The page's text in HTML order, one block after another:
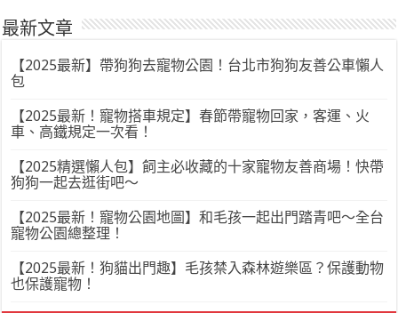
最新文章
【2025最新】帶狗狗去寵物公園！台北市狗狗友善公車懶人
包
【2025最新！寵物搭車規定】春節帶寵物回家，客運、火
車、高鐵規定一次看！
【2025精選懶人包】飼主必收藏的十家寵物友善商場！快帶
狗狗一起去逛街吧～
【2025最新！寵物公園地圖】和毛孩一起出門踏青吧～全台
寵物公園總整理！
【2025最新！狗貓出門趣】毛孩禁入森林遊樂區？保護動物
也保護寵物！